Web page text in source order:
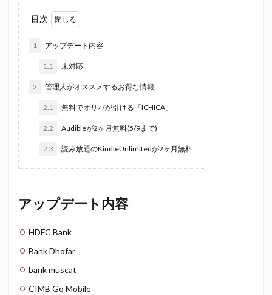
目次
1 アップデート内容
1.1 未対応
2 管理人がオススメするお得な情報
2.1 無料でオリパが引ける「ICHICA」
2.2 Audibleが2ヶ月無料(5/9まで)
2.3 読み放題のKindleUnlimitedが2ヶ月無料
アップデート内容
HDFC Bank
Bank Dhofar
bank muscat
CIMB Go Mobile